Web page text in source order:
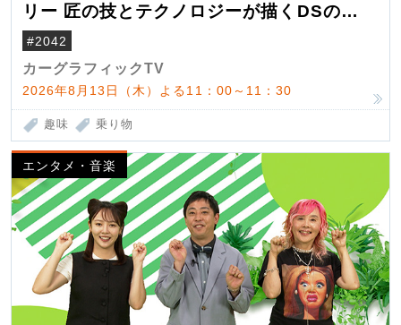
リー 匠の技とテクノロジーが描くDSの世
界観
#2042
カーグラフィックTV
2026年8月13日（木）よる11：00～11：30
趣味 乗り物
エンタメ・音楽